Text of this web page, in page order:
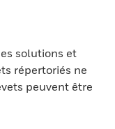
solutions et
répertoriés ne
peuvent être